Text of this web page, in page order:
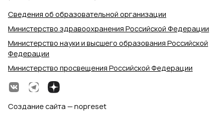
Сведения об образовательной организации
Министерство здравоохранения Российской Федерации
Министерство науки и высшего образования Российской
Федерации
Министерство просвещения Российской Федерации
Создание сайта — nopreset